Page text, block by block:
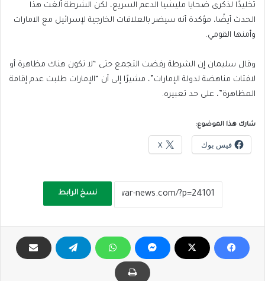
تخليدًا لذكرى ضحايا مليشيا الدعم السريع، لكن الشرطة ألغت هذا
الحدث أيضًا، مؤكدة أنه سيضر بالعلاقات الخارجية لإسرائيل مع الامارات
وأمنها القومي.
وقال سليمان إن الشرطة رفضت التجمع حتى “لا تكون هناك مظاهرة أو
لافتات مناهضة لدولة الإمارات”، مشيرًا إلى أن “الإمارات طلبت عدم إقامة
المظاهرة”، على حد تعبيره.
شارك هذا الموضوع:
فيس بوك X
نسخ الرابط